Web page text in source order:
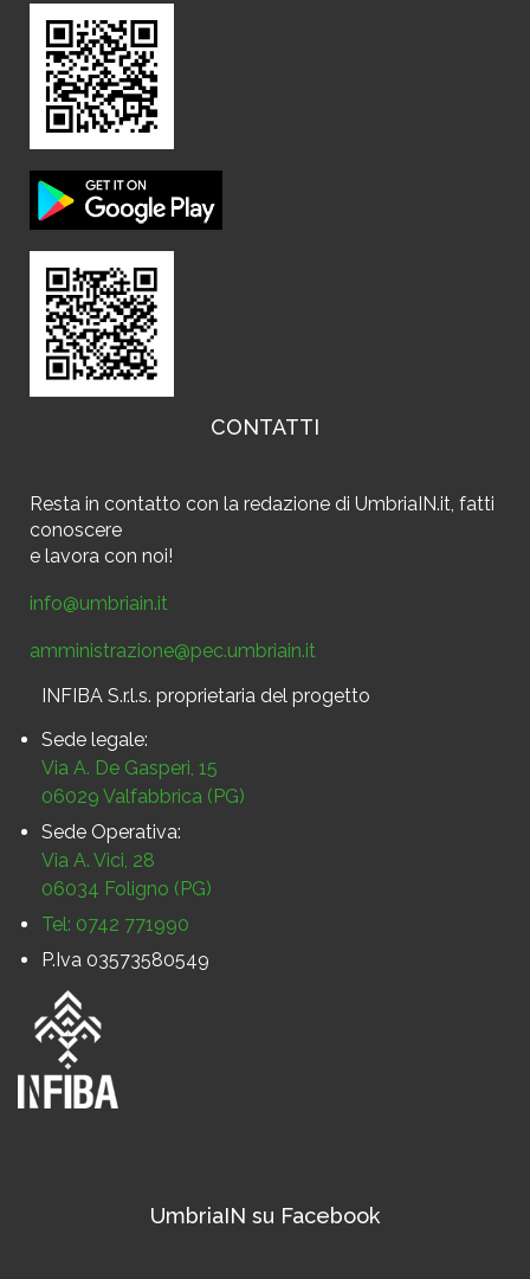
CONTATTI
Resta in contatto con la redazione di UmbriaIN.it, fatti
conoscere
e lavora con noi!
info@umbriain.it
amministrazione@pec.umbriain.it
INFIBA S.r.l.s. proprietaria del progetto
Sede legale:
Via A. De Gasperi, 15
06029 Valfabbrica (PG)
Sede Operativa:
Via A. Vici, 28
06034 Foligno (PG)
Tel: 0742 771990
P.Iva 03573580549
UmbriaIN su Facebook